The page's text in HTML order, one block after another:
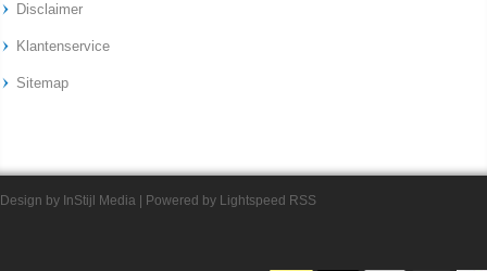
Disclaimer
Klantenservice
Sitemap
Design by InStijl Media | Powered by Lightspeed RSS